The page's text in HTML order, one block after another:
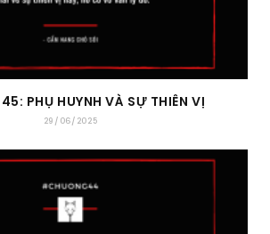
PHỤ HUYNH VÀ SỰ THIÊN VỊ
29/06/2025